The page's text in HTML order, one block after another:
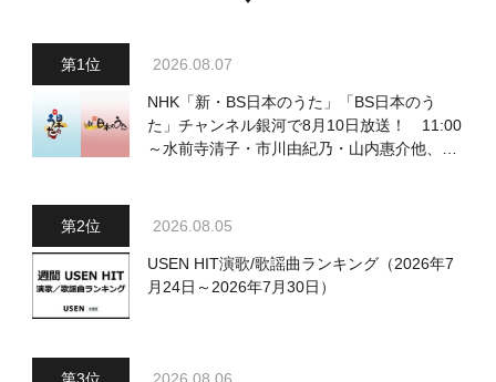
2026.08.07
NHK「新・BS日本のうた」「BS日本のう
た」チャンネル銀河で8月10日放送！ 11:00
～水前寺清子・市川由紀乃・山内惠介他、
2026.08.05
USEN HIT演歌/歌謡曲ランキング（2026年7
月24日～2026年7月30日）